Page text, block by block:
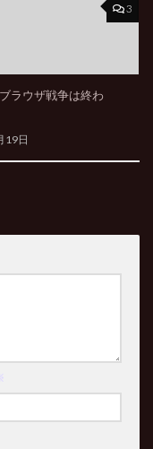
3
ラウザ戦争は終わ
19日